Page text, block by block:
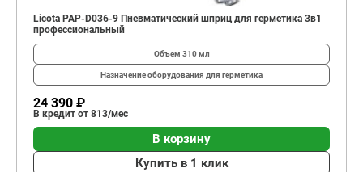
Licota PAP-D036-9 Пневматический шприц для герметика 3в1
профессиональный
Объем 310 мл
Назначение оборудования для герметика
24 390 ₽
В кредит от 813/мес
В корзину
Купить в 1 клик